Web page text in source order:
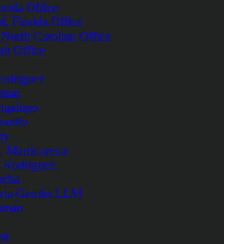
Office
Florida Office
Carolina Office
Office
Marticorena
Rodriguez
Gembs LLM